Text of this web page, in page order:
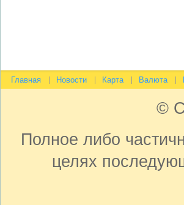
Главная Новости Карта Валюта
©
Полное либо
целях